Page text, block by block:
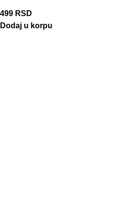
499 RSD
Dodaj u korpu